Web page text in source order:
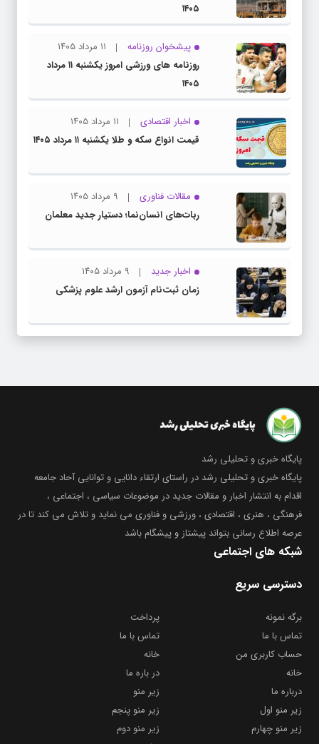
۱۴۰۵
پیشخوان روزنامه
۱۱ مرداد ۱۴۰۵
روزنامه های ورزشی امروز یکشنبه ۱۱ مرداد
۱۴۰۵
اخبار اقتصادی
۱۱ مرداد ۱۴۰۵
قیمت انواع سکه و طلا یکشنبه ۱۱ مرداد ۱۴۰۵
مقالات فناوری
۹ مرداد ۱۴۰۵
ربات‌های انسان‌نما؛ دستیار جدید معلمان
اخبار جدید
۹ مرداد ۱۴۰۵
زمان ثبت‌نام آزمون ارشد علوم پزشکی
پایگاه خبری و تحلیلی رشد
پایگاه خبری و تحلیلی رشد در راستای ارتقاء دانایی و توانایی آحاد جامعه
اقدام به انتشار اخبار و مقالات جدید در موضوعات سیاسی ، اجتماعی ،
فرهنگی ، هنری ، اقتصادی ، ورزشی و فناوری می نماید و تلاش می کند تا در
عرصه اطلاع رسانی بتواند پیشتاز و پیشگام باشد
شبکه های اجتماعی
دسترسی سریع
برگه نمونه
پرداخت
تماس با ما
تماس با ما
حساب کاربری من
خانه
خانه
در باره ما
درباره ما
زیر منو
زیر منو اول
زیر منو پنجم
زیر منو چهارم
زیر منو دوم